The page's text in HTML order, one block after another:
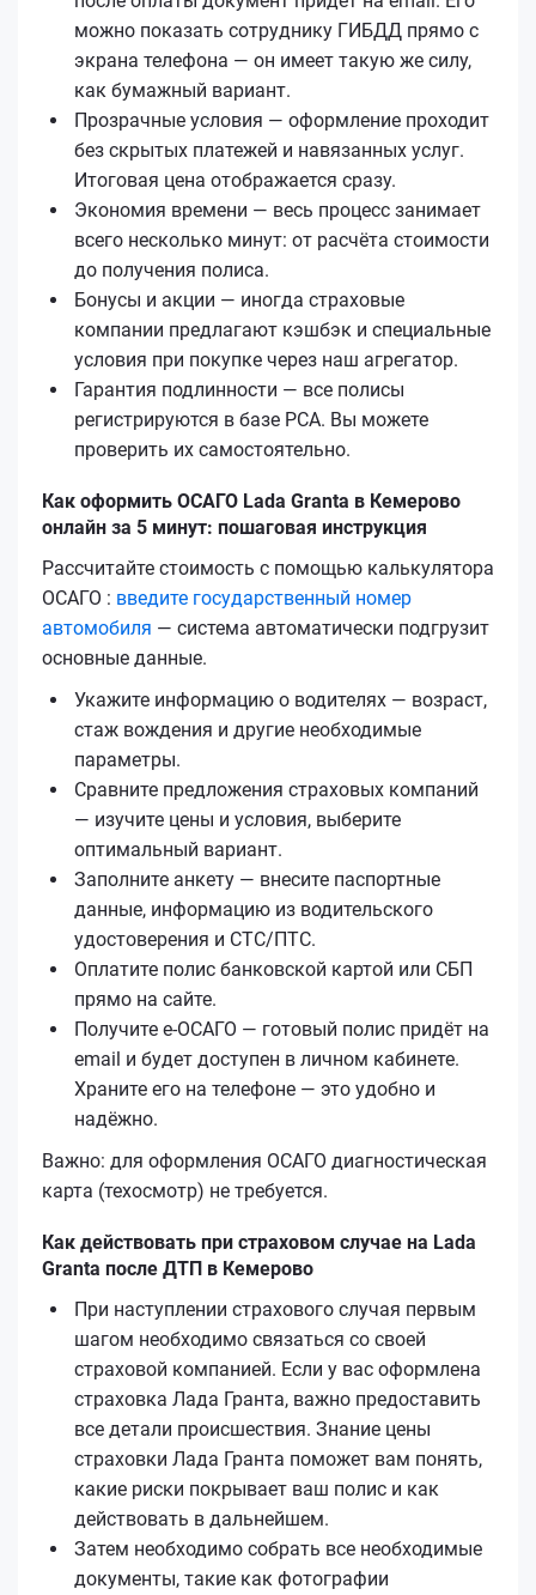
можно показать сотруднику ГИБДД прямо с
экрана телефона — он имеет такую же силу,
как бумажный вариант.
Прозрачные условия — оформление проходит
без скрытых платежей и навязанных услуг.
Итоговая цена отображается сразу.
Экономия времени — весь процесс занимает
всего несколько минут: от расчёта стоимости
до получения полиса.
Бонусы и акции — иногда страховые
компании предлагают кэшбэк и специальные
условия при покупке через наш агрегатор.
Гарантия подлинности — все полисы
регистрируются в базе РСА. Вы можете
проверить их самостоятельно.
Как оформить ОСАГО Lada Granta в Кемерово
онлайн за 5 минут: пошаговая инструкция
Рассчитайте стоимость с помощью калькулятора
ОСАГО : введите государственный номер
автомобиля — система автоматически подгрузит
основные данные.
Укажите информацию о водителях — возраст,
стаж вождения и другие необходимые
параметры.
Сравните предложения страховых компаний
— изучите цены и условия, выберите
оптимальный вариант.
Заполните анкету — внесите паспортные
данные, информацию из водительского
удостоверения и СТС/ПТС.
Оплатите полис банковской картой или СБП
прямо на сайте.
Получите е‑ОСАГО — готовый полис придёт на
email и будет доступен в личном кабинете.
Храните его на телефоне — это удобно и
надёжно.
Важно: для оформления ОСАГО диагностическая
карта (техосмотр) не требуется.
Как действовать при страховом случае на Lada
Granta после ДТП в Кемерово
При наступлении страхового случая первым
шагом необходимо связаться со своей
страховой компанией. Если у вас оформлена
страховка Лада Гранта, важно предоставить
все детали происшествия. Знание цены
страховки Лада Гранта поможет вам понять,
какие риски покрывает ваш полис и как
действовать в дальнейшем.
Затем необходимо собрать все необходимые
документы, такие как фотографии